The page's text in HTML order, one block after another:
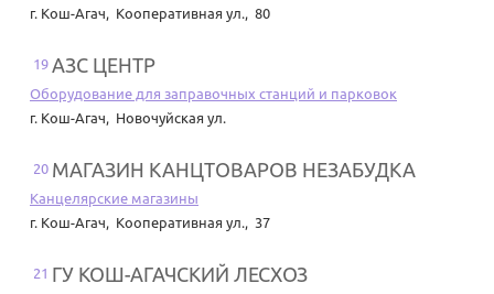
г. Кош-Агач, Кооперативная ул., 80
19 АЗС ЦЕНТР
Оборудование для заправочных станций и парковок
г. Кош-Агач, Новочуйская ул.
20 МАГАЗИН КАНЦТОВАРОВ НЕЗАБУДКА
Канцелярские магазины
г. Кош-Агач, Кооперативная ул., 37
21 ГУ КОШ-АГАЧСКИЙ ЛЕСХОЗ